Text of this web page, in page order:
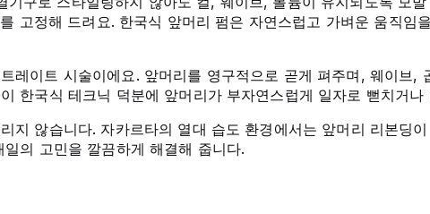
고정해 드려요. 한국식 앞머리 펌은 자연스럽고 가벼운 움직임
레이트 시술이에요. 앞머리를 영구적으로 곧게 펴주며, 웨이브
한국식 테크닉 덕분에 앞머리가 부자연스럽게 일자로 뻗치거나
지 않습니다. 자카르타의 열대 습도 환경에서는 앞머리 리본딩
의 고민을 깔끔하게 해결해 줍니다.